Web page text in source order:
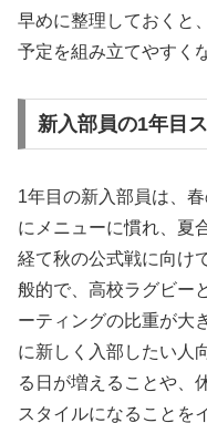
早めに整理しておくと
予定を組み立てやすく
新入部員の1年目
1年目の新入部員は、
にメニューに慣れ、夏
経て秋の公式戦に向け
般的で、高校ラグビー
ーティングの比重が大
に新しく入部したい人
る日が増えることや、
スタイルになることを